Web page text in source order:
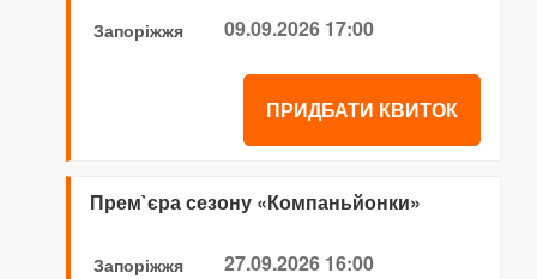
Запоріжжя 09.09.2026 17:00
ПРИДБАТИ КВИТОК
Прем`єра сезону «Компаньйонки»
Запоріжжя 27.09.2026 16:00